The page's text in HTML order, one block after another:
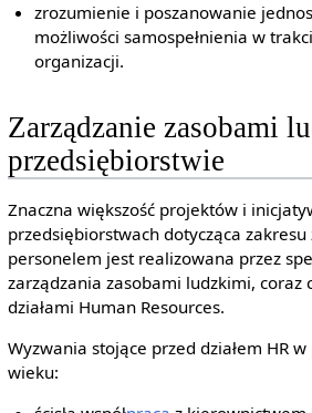
zrozumienie i poszanowanie
możliwości samospełnienia w
organizacji.
Zarządzanie zasobami
przedsiębiorstwie
Znaczna większość projektów i
przedsiębiorstwach dotycząca zakresu
personelem jest realizowana przez
zarządzania zasobami ludzkimi, coraz
działami Human Resources.
Wyzwania stojące przed działem HR
wieku: